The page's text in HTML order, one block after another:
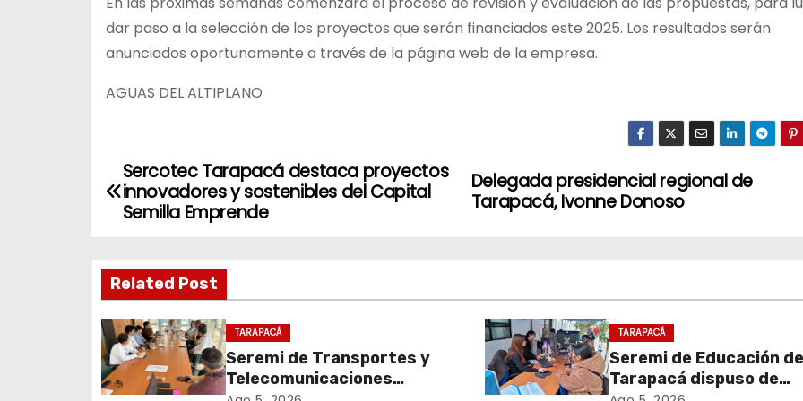
dar paso a la selección de los proyectos que serán financiados este 2025. Los resultados serán
anunciados oportunamente a través de la página web de la empresa.
AGUAS DEL ALTIPLANO
N
e
g
a
Delegada presidencial regional de
Tarapacá, Ivonne Donoso
Sercotec Tarapacá destaca proyectos
innovadores y sostenibles del Capital
Semilla Emprende
Related Post
TARAPACÁ
Seremi de Transportes y
Telecomunicaciones
TARAPACÁ
Seremi de Educación de
Tarapacá dispuso de